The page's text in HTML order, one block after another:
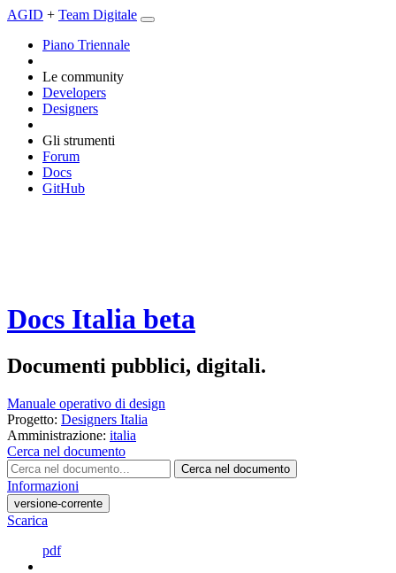
AGID + Team Digitale
Piano Triennale
Le community
Developers
Designers
Gli strumenti
Forum
Docs
GitHub
Docs Italia beta
Documenti pubblici, digitali.
Manuale operativo di design
Progetto: Designers Italia
Amministrazione: italia
Cerca nel documento
Cerca nel documento
Informazioni
versione-corrente
Scarica
pdf